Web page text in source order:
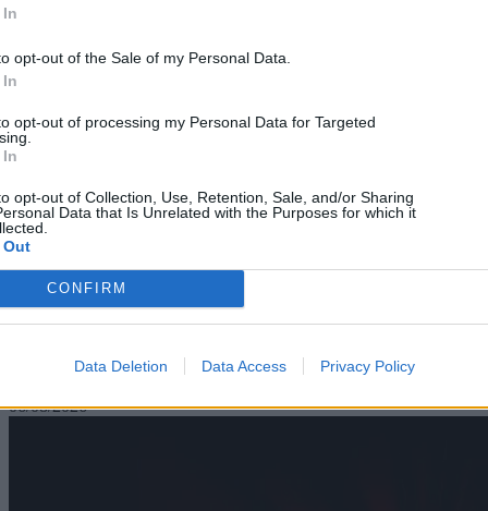
opt-out of the Sale of my Personal Data.
opt-out of processing my Personal Data for Targeted
opt-out of Collection, Use, Retention, Sale, and/or Sharing
Data that Is Unrelated with the Purposes for which it
CONFIRM
Data Deletion Data Access Privacy Policy
Mobile
Μπλόκο στις ανέπαφες πληρωμές: Η ενημέρωση των
OnePlus
06/08/2026